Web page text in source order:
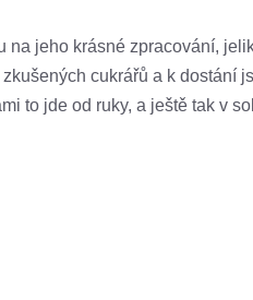
na jeho krásné zpracování,
cukrářů a k dostání
to jde od ruky, a ještě tak v